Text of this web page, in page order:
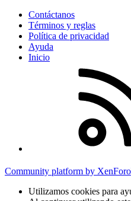
Contáctanos
Términos y reglas
Política de privacidad
Ayuda
Inicio
Community platform by XenForo
Utilizamos cookies para